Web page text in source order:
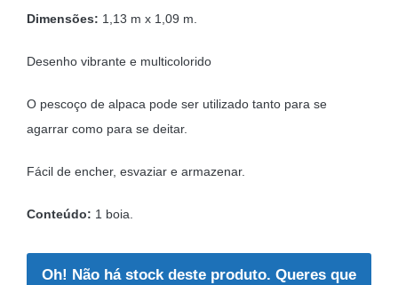
original
era:
atual
é:
Dimensões: 1,13 m x 1,09 m.
Desenho vibrante e multicolorido
O pescoço de alpaca pode ser utilizado tanto para se
agarrar como para se deitar.
Fácil de encher, esvaziar e armazenar.
Conteúdo: 1 boia.
Oh! Não há stock deste produto. Queres que